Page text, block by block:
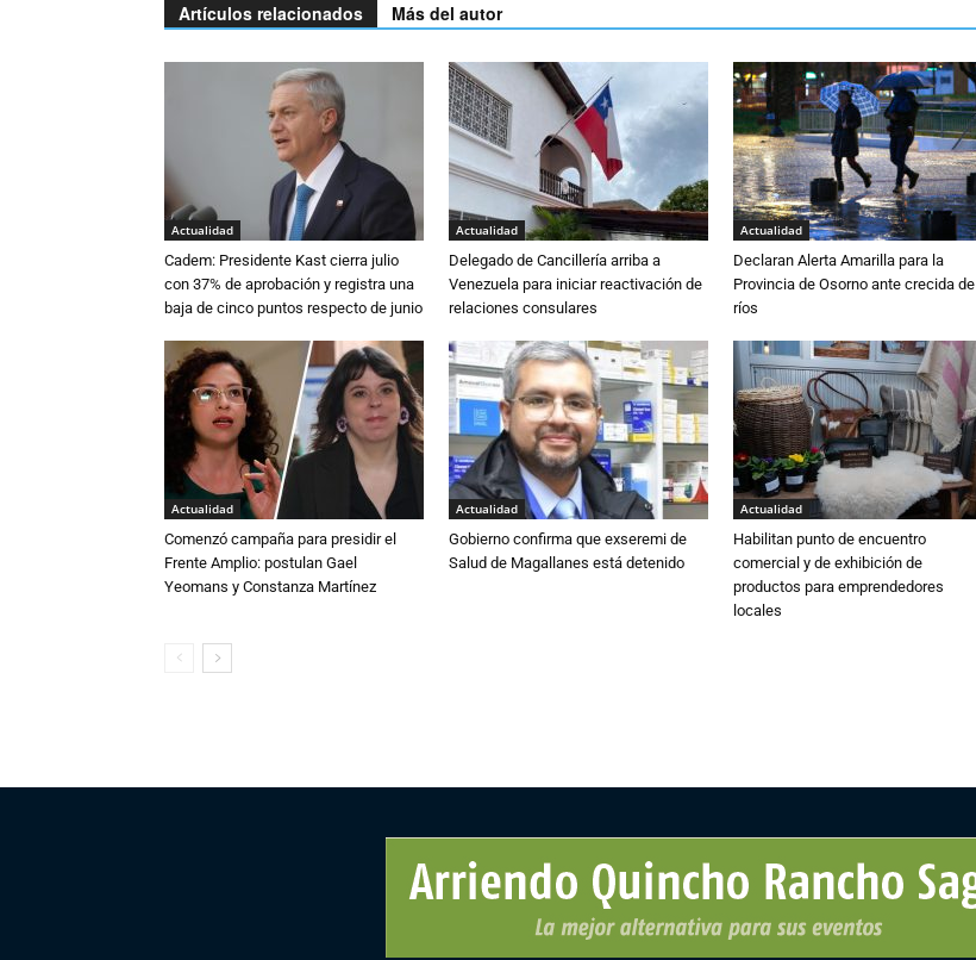
Artículos relacionados Más del autor
Actualidad
Cadem: Presidente Kast cierra julio
con 37% de aprobación y registra una
baja de cinco puntos respecto de junio
Actualidad
Delegado de Cancillería arriba a
Venezuela para iniciar reactivación de
relaciones consulares
Actualidad
Declaran Alerta Amarilla para la
Provincia de Osorno ante crecida de
ríos
Actualidad
Comenzó campaña para presidir el
Frente Amplio: postulan Gael
Yeomans y Constanza Martínez
Actualidad
Gobierno confirma que exseremi de
Salud de Magallanes está detenido
Actualidad
Habilitan punto de encuentro
comercial y de exhibición de
productos para emprendedores
locales